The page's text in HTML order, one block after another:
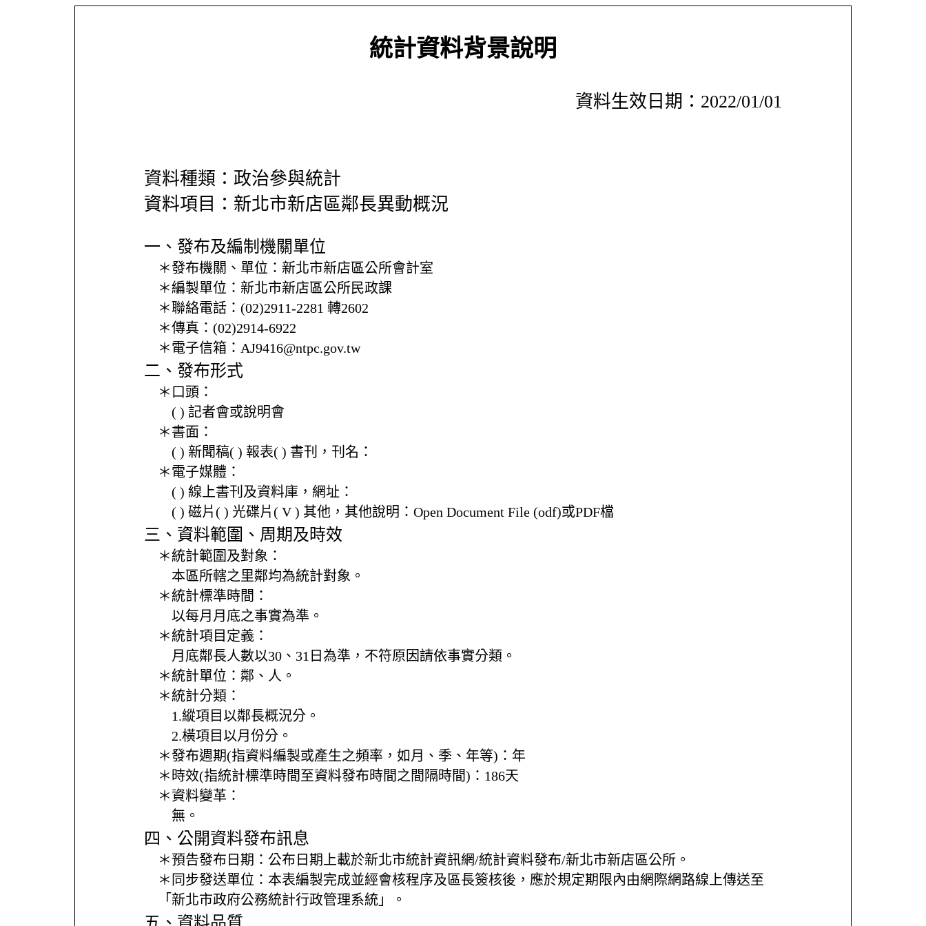
統計資料背景說明
資料生效日期：2022/01/01
資料種類：政治參與統計
資料項目：新北市新店區鄰長異動概況
一、發布及編制機關單位
＊發布機關、單位： 新北市新店區公所會計室
＊編製單位： 新北市新店區公所民政課
＊聯絡電話： (02)2911-2281 轉2602
＊傳真： (02)2914-6922
＊電子信箱： AJ9416@ntpc.gov.tw
二、發布形式
＊口頭：
( ) 記者會或說明會
＊書面：
( ) 新聞稿( ) 報表( ) 書刊，刊名：
＊電子媒體：
( ) 線上書刊及資料庫，網址：
( ) 磁片( ) 光碟片( V ) 其他， 其他說明： Open Document File (odf)或PDF檔
三、資料範圍、周期及時效
＊統計範圍及對象：
本區所轄之里鄰均為統計對象。
＊統計標準時間：
以每月月底之事實為準。
＊統計項目定義：
月底鄰長人數以30、31日為準，不符原因請依事實分類。
＊統計單位： 鄰、人。
＊統計分類：
1.縱項目以鄰長概況分。
2.橫項目以月份分。
＊發布週期(指資料編製或產生之頻率，如月、季、年等)： 年
＊時效(指統計標準時間至資料發布時間之間隔時間)： 186天
＊資料變革：
無。
四、公開資料發布訊息
＊預告發布日期： 公布日期上載於新北市統計資訊網/統計資料發布/新北市新店區公所。
＊同步發送單位： 本表編製完成並經會核程序及區長簽核後，應於規定期限內由網際網路線上傳送至
「新北市政府公務統計行政管理系統」。